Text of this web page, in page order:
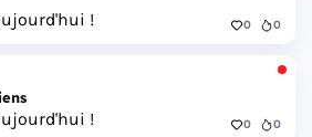
! 0 0
! 0 0